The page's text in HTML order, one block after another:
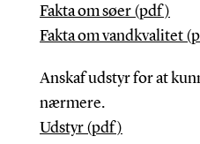
Fakta om søer (pdf)
Fakta om vandkvalitet
Anskaf udstyr for at
nærmere.
Udstyr (pdf)